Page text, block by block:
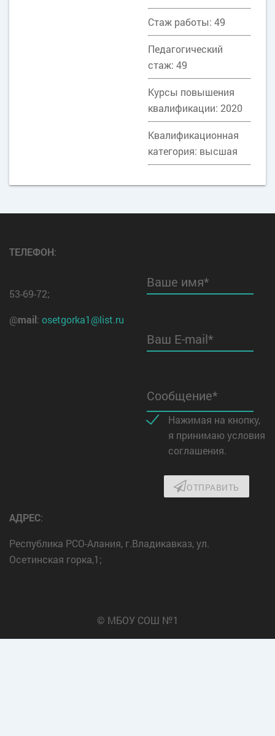
Стаж работы: 49
Педагогический
стаж: 49
Курсы повышения
квалификации: 2020
Квалификационная
категория: высшая
ТЕЛЕФОН:
53-69-72;
@mail: osetgorka1@list.ru
Ваше имя*
Ваш E-mail*
Сообщение*
Нажимая на кнопку,
я принимаю условия
соглашения.
ОТПРАВИТЬ
АДРЕС:
Республика РСО-Алания, г.Владикавказ, ул.
Осетинская горка,1;
© МБОУ СОШ №1